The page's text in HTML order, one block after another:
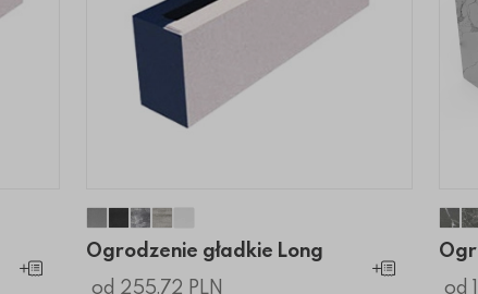
Dodaj do koszyka
Ogrodzenie gładkie Long
Ogrodzenie gładkie Long
Ogrodzenie gładkie Long
Ogrodzenie gładkie Long
Ogrodzenie gładkie Long
od 255.72 PLN
Dodaj do
od